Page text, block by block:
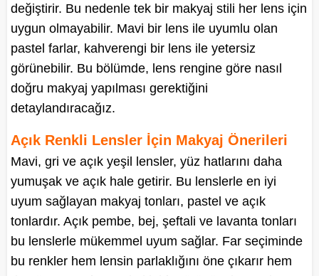
değiştirir. Bu nedenle tek bir makyaj stili her lens için
uygun olmayabilir. Mavi bir lens ile uyumlu olan
pastel farlar, kahverengi bir lens ile yetersiz
görünebilir. Bu bölümde, lens rengine göre nasıl
doğru makyaj yapılması gerektiğini
detaylandıracağız.
Açık Renkli Lensler İçin Makyaj Önerileri
Mavi, gri ve açık yeşil lensler, yüz hatlarını daha
yumuşak ve açık hale getirir. Bu lenslerle en iyi
uyum sağlayan makyaj tonları, pastel ve açık
tonlardır. Açık pembe, bej, şeftali ve lavanta tonları
bu lenslerle mükemmel uyum sağlar. Far seçiminde
bu renkler hem lensin parlaklığını öne çıkarır hem